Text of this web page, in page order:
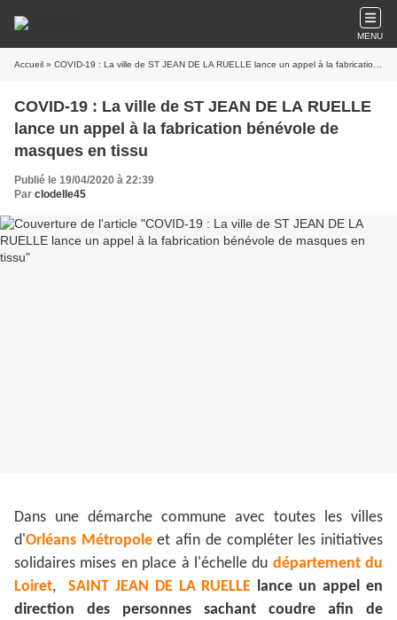
MENU
Accueil » COVID-19 : La ville de ST JEAN DE LA RUELLE lance un appel à la fabrication bénévole de masques en tissu
COVID-19 : La ville de ST JEAN DE LA RUELLE
lance un appel à la fabrication bénévole de
masques en tissu
Publié le 19/04/2020 à 22:39
Par clodelle45
Dans une démarche commune avec toutes les villes
d'Orléans Métropoleet afin de compléter les initiatives
solidaires mises en place à l'échelle du département du
Loiret, SAINT JEAN DE LA RUELLE lance un appel en
direction des personnes sachant coudre afin de